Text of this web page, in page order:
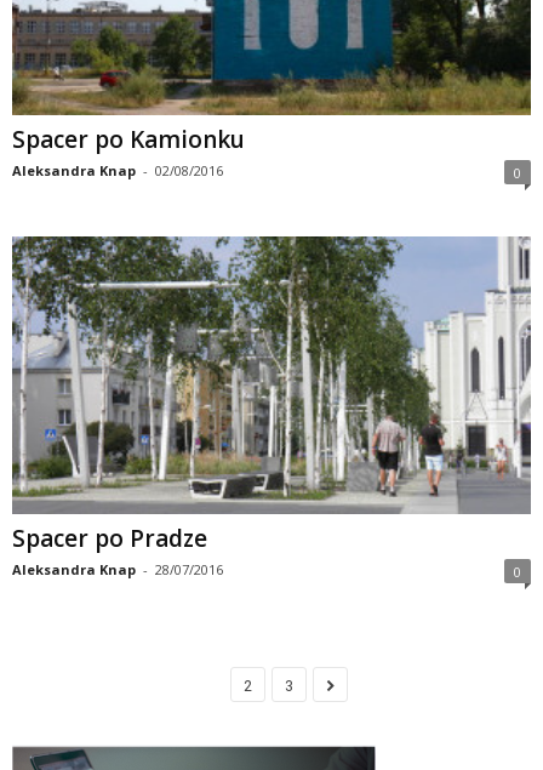
Spacer po Kamionku
Aleksandra Knap - 02/08/2016 0
Spacer po Pradze
Aleksandra Knap - 28/07/2016 0
2 3